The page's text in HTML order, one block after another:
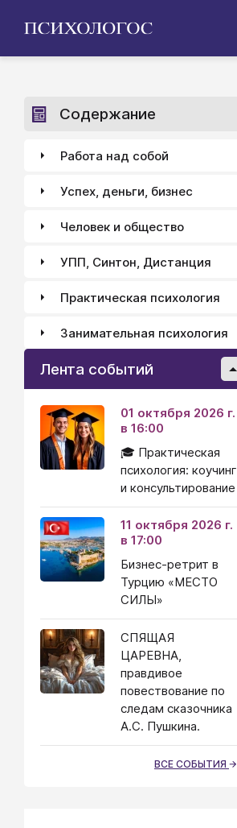
Содержание
Работа над собой
Успех, деньги, бизнес
Человек и общество
УПП, Синтон, Дистанция
Практическая психология
Занимательная психология
Лента событий
01 октября 2026 г.
в 16:00
🎓 Практическая
психология: коучинг
и консультирование
11 октября 2026 г.
в 17:00
Бизнес-ретрит в
Турцию «МЕСТО
СИЛЫ»
СПЯЩАЯ
ЦАРЕВНА,
правдивое
повествование по
следам сказочника
А.С. Пушкина.
ВСЕ СОБЫТИЯ